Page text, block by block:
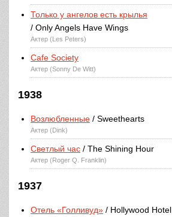
Только у ангелов есть крылья
/ Only Angels Have Wings
Актер (Les Peters)
Cafe Society
Актер (Sonny De Witt)
1938
Возлюбленные / Sweethearts
Актер (Dink)
Светлый час / The Shining Hour
Актер (Roger Q. Franklin)
1937
Отель «Голливуд» / Hollywood Hotel